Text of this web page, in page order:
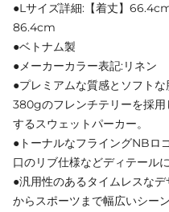
●Lサイズ詳細:【着丈】
86.4cm
●ベトナム製
●メーカーカラー表記:リネン
●プレミアムな質感とソフト
380gのフレンチテリーを採用
するスウェットパーカー。
●トーナルなフライングNBロ
口のリブ仕様などディテール
●汎用性のあるタイムレスな
からスポーツまで幅広いシーン